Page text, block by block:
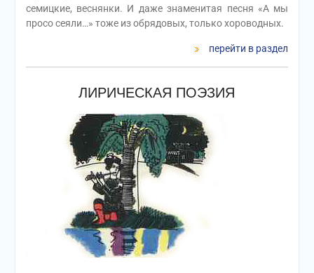
семицкие, веснянки. И даже знаменитая песня «А мы
просо сеяли…» тоже из обрядовых, только хороводных.
перейти в раздел
ЛИРИЧЕСКАЯ ПОЭЗИЯ